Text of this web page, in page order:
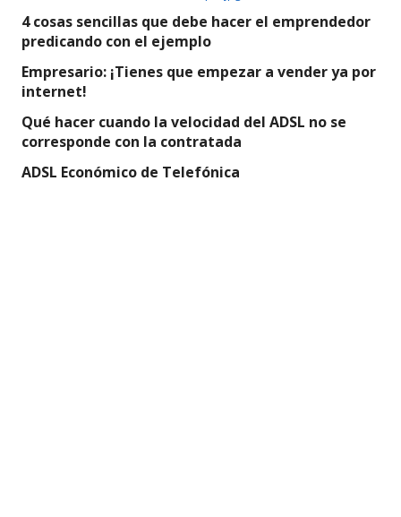
4 cosas sencillas que debe hacer el emprendedor
predicando con el ejemplo
Empresario: ¡Tienes que empezar a vender ya por
internet!
Qué hacer cuando la velocidad del ADSL no se
corresponde con la contratada
ADSL Económico de Telefónica